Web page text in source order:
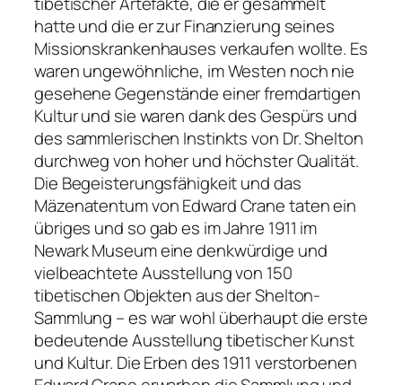
hatte und die er zur Finanzierung seines
Missionskrankenhauses verkaufen wollte. Es
waren ungewöhnliche, im Westen noch nie
gesehene Gegenstände einer fremdartigen
Kultur und sie waren dank des Gespürs und
des sammlerischen Instinkts von Dr. Shelton
durchweg von hoher und höchster Qualität.
Die Begeisterungsfähigkeit und das
Mäzenatentum von Edward Crane taten ein
übriges und so gab es im Jahre 1911 im
Newark Museum eine denkwürdige und
vielbeachtete Ausstellung von 150
tibetischen Objekten aus der Shelton-
Sammlung – es war wohl überhaupt die erste
bedeutende Ausstellung tibetischer Kunst
und Kultur. Die Erben des 1911 verstorbenen